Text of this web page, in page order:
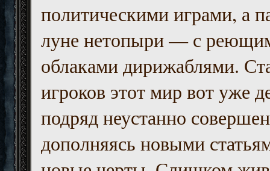
политическими играми, а
луне нетопыри — с
облаками дирижаблями.
игроков этот мир вот уже
подряд неустанно
дополняясь новыми